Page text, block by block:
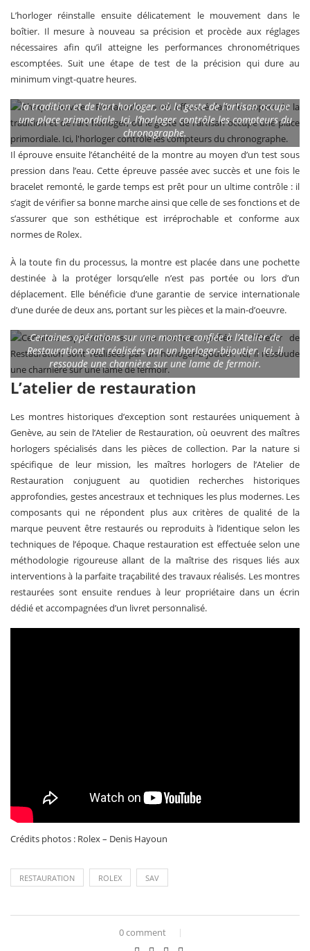
L’horloger réinstalle ensuite délicatement le mouvement dans le
boîtier. Il mesure à nouveau sa précision et procède aux réglages
nécessaires afin qu’il atteigne les performances chronométriques
escomptées. Suit une étape de test de la précision qui dure au
minimum vingt-quatre heures.
la tradition et de l’art horloger, où le geste de l’artisan occupe
une place primordiale. Ici, l’horloger contrôle les compteurs du
chronographe.
Il éprouve ensuite l’étanchéité de la montre au moyen d’un test sous
pression dans l’eau. Cette épreuve passée avec succès et une fois le
bracelet remonté, le garde temps est prêt pour un ultime contrôle : il
s’agit de vérifier sa bonne marche ainsi que celle de ses fonctions et de
s’assurer que son esthétique est irréprochable et conforme aux
normes de Rolex.
À la toute fin du processus, la montre est placée dans une pochette
destinée à la protéger lorsqu’elle n’est pas portée ou lors d’un
déplacement. Elle bénéficie d’une garantie de service internationale
d’une durée de deux ans, portant sur les pièces et la main-d’oeuvre.
Certaines opérations sur une montre confiée à l’Atelier de
Restauration sont réalisées par un horloger-bijoutier. Ici, il
ressoude une charnière sur une lame de fermoir.
L’atelier de restauration
Les montres historiques d’exception sont restaurées uniquement à
Genève, au sein de l’Atelier de Restauration, où oeuvrent des maîtres
horlogers spécialisés dans les pièces de collection. Par la nature si
spécifique de leur mission, les maîtres horlogers de l’Atelier de
Restauration conjuguent au quotidien recherches historiques
approfondies, gestes ancestraux et techniques les plus modernes. Les
composants qui ne répondent plus aux critères de qualité de la
marque peuvent être restaurés ou reproduits à l’identique selon les
techniques de l’époque. Chaque restauration est effectuée selon une
méthodologie rigoureuse allant de la maîtrise des risques liés aux
interventions à la parfaite traçabilité des travaux réalisés. Les montres
restaurées sont ensuite rendues à leur propriétaire dans un écrin
dédié et accompagnées d’un livret personnalisé.
Crédits photos : Rolex – Denis Hayoun
RESTAURATION ROLEX SAV
0 comment